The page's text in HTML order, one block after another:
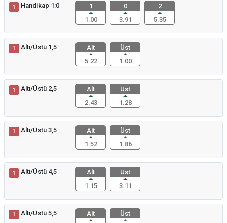
1 Handikap 1:0
1
1.00
0
3.91
2
5.35
1 Altı/Üstü 1,5
Alt
5.22
Üst
1.00
1 Altı/Üstü 2,5
Alt
2.43
Üst
1.28
1 Altı/Üstü 3,5
Alt
1.52
Üst
1.86
1 Altı/Üstü 4,5
Alt
1.15
Üst
3.11
1 Altı/Üstü 5,5
Alt
Üst